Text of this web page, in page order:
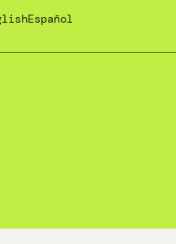
Español